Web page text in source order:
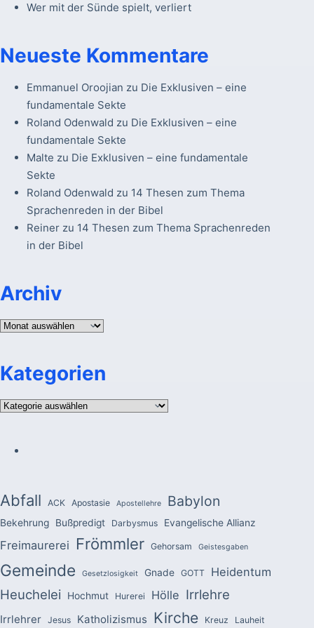
Wer mit der Sünde spielt, verliert
Neueste Kommentare
Emmanuel Oroojian zu Die Exklusiven – eine
fundamentale Sekte
Roland Odenwald zu Die Exklusiven – eine
fundamentale Sekte
Malte zu Die Exklusiven – eine fundamentale
Sekte
Roland Odenwald zu 14 Thesen zum Thema
Sprachenreden in der Bibel
Reinerzu 14 Thesen zum Thema Sprachenreden
in der Bibel
Archiv
Archiv
Kategorien
Kategorien
Abfall ACK Apostasie Apostellehre Babylon
Bekehrung Bußpredigt Darbysmus Evangelische Allianz
Freimaurerei Frömmler Gehorsam Geistesgaben
Gemeinde Gesetzlosigkeit Gnade GOTT Heidentum
Heuchelei Hochmut Hurerei Hölle Irrlehre
Irrlehrer Jesus Katholizismus Kirche Kreuz Lauheit